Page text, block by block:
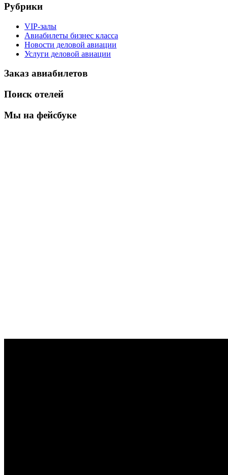
Рубрики
VIP-залы
Авиабилеты бизнес класса
Новости деловой авиации
Услуги деловой авиации
Заказ авиабилетов
Поиск отелей
Мы на фейсбуке